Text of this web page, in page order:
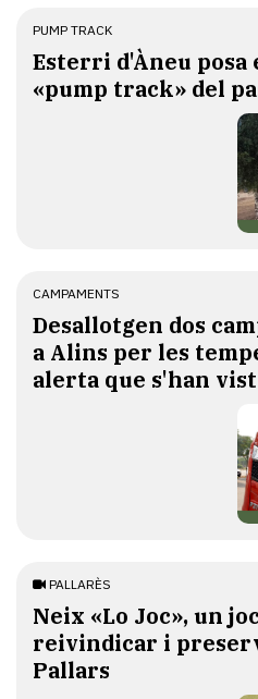
PUMP TRACK
Esterri d'Àneu posa
«pump track» del
CAMPAMENTS
​Desallotgen dos
a Alins per les
alerta que s'han
PALLARÈS
​Neix «Lo Joc», un
reivindicar i
Pallars